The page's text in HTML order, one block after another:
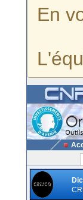
En